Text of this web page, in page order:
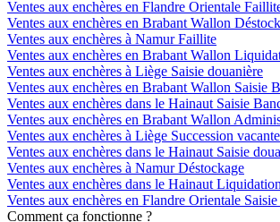
Ventes aux enchères en Flandre Orientale
Ventes aux enchères en Brabant Wallon
Ventes aux enchères à Namur Faillite
Ventes aux enchères en Brabant Wallon
Ventes aux enchères à Liège Saisie douanière
Ventes aux enchères en Brabant Wallon Saisie
Ventes aux enchères dans le Hainaut Saisie
Ventes aux enchères en Brabant Wallon
Ventes aux enchères à Liège Succession vacante
Ventes aux enchères dans le Hainaut Saisie
Ventes aux enchères à Namur Déstockage
Ventes aux enchères dans le Hainaut
Ventes aux enchères en Flandre Orientale
Comment ça fonctionne ?